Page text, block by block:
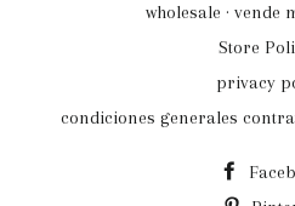
wholesale · vende
Store
privacy
condiciones generales